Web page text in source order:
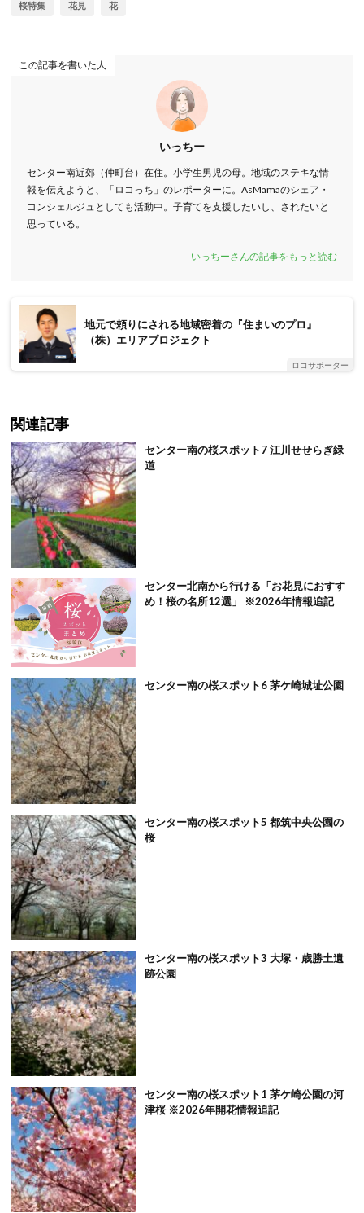
桜特集 花見 花
この記事を書いた人
いっちー
センター南近郊（仲町台）在住。小学生男児の母。地域のステキな情
報を伝えようと、「ロコっち」のレポーターに。AsMamaのシェア・
コンシェルジュとしても活動中。子育てを支援したいし、されたいと
思っている。
いっちーさんの記事をもっと読む
地元で頼りにされる地域密着の『住まいのプロ』
（株）エリアプロジェクト
ロコサポーター
関連記事
センター南の桜スポット7 江川せせらぎ緑
道
センター北南から行ける「お花見におすす
め！桜の名所12選」 ※2026年情報追記
センター南の桜スポット6 茅ケ崎城址公園
センター南の桜スポット5 都筑中央公園の
桜
センター南の桜スポット3 大塚・歳勝土遺
跡公園
センター南の桜スポット1 茅ケ崎公園の河
津桜 ※2026年開花情報追記